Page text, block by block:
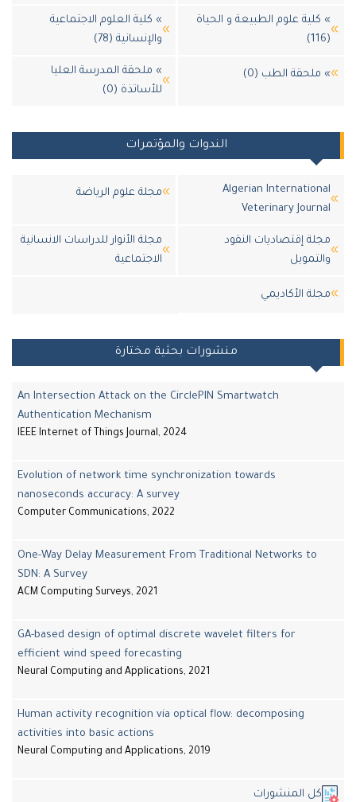
علوم الطبيعة و الحياة
» كلية العلوم الاجتماعية
والإنسانية (78)
الطب (0)
» ملحقة المدرسة العليا
للأساتذة (0)
الندوات والمؤتمرات
Algerian
Veterinary
مجلة علوم الرياضة
إقتصاديات النقود
مجلة الأنوار للدراسات الانسانية
الاجتماعية
اﻷكاديمي
منشورات بحثية مختارة
An Intersection Attack on the CirclePIN Smartwatch
Authentication Mechanism
IEEE Internet of Things Journal, 2024
Evolution of network time synchronization towards
nanoseconds accuracy: A survey
Computer Communications, 2022
One-Way Delay Measurement From Traditional Networks to
SDN: A Survey
ACM Computing Surveys, 2021
GA-based design of optimal discrete wavelet filters for
efficient wind speed forecasting
Neural Computing and Applications, 2021
Human activity recognition via optical flow: decomposing
activities into basic actions
Neural Computing and Applications, 2019
كل المنشورات